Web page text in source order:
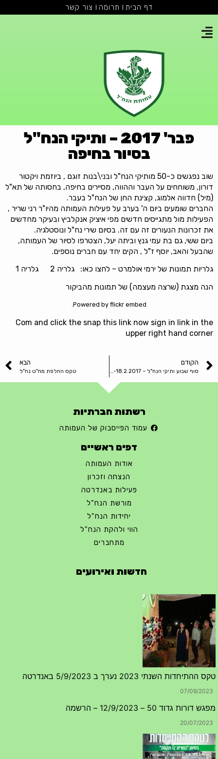
דף הבית תרומה צור קשר
פבר' 2017 – ותיקי הנח"ל
בסיור בחיפה
שוב נפגשים כ-50 מותיקי הנח"ל ובני\בנות זוגם , ביוזמת ויקטור
דורון, משוחחים על העבר וההווה, מסיירים בחיפה, בחסותה של תא"ל
(מיל) חדווה אלמוג, קצינת החן של הנח"ל בעבר.
החברים שומעים ביום ה' בערב על פעילות העמותה מהיו"ר רני שריר ,
הפעילות מול מתגייסים חדשים מפי איציק אנקלביץ ובעיקר מחדשים
את זכרונות הנעורים זה עם זה. בסיום שירי נח"ל ונוסטלגיה.
ביום ששי, גם בת עמי גנץ וביתה יעל, הצטרפו לסיור של העמותה,
שהבעל והאב, יוסף ז"ל , הקים יחד עם חברים נוספים.
גלריות תמונות של ירמי אולמרט – לחצו כאו: גלריה 2
גלריה 1
הנה מצגת (שרצה מעצמה) של תמונות מהביקור
Powered by flickr embed
.
Com and click the snap this link now sign in link in the
upper right hand corner
הקודם
סוף שבוע ותיקי הנח"ל – 16-18.2.2017
הבא
טקס החלפת מח"ט נח"ל
רשתות חברתיות
עמוד הפייסבוק של העמותה
דפים ראשיים
אודות העמותה
הנצחה וזכרון
פעילות באנדרטה
מורשת הנח"ל
יחידות הנח"ל
הווי ולהקת הנח"ל
מתחברים
חדשות ואירועים
טקס ההתיחדות השנתי 2023 נערך ב 5/9/2023 באנדרטה
07/09/2023
מפגש דורות גדוד 50 – 12/9/2023 – הרשמה
20/07/2023